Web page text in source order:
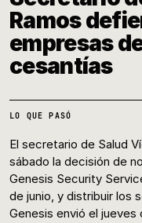
Ramos
empresas
cesantías
LO QUE PASÓ
El secretario de Salud
sábado la decisión de
Genesis Security
de junio, y distribuir los
Genesis envió el